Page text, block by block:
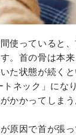
使っていると
。首の骨は本
た状態が続く
ネック」にな
かかってしまう
原因で首が張